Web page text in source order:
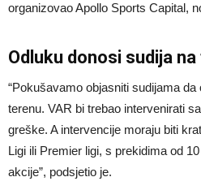
organizovao Apollo Sports Capital,
Odluku donosi sudija
“Pokušavamo objasniti sudijama
terenu. VAR bi trebao intervenirati
greške. A intervencije moraju biti
Ligi ili Premier ligi, s prekidima od
akcije”, podsjetio je.